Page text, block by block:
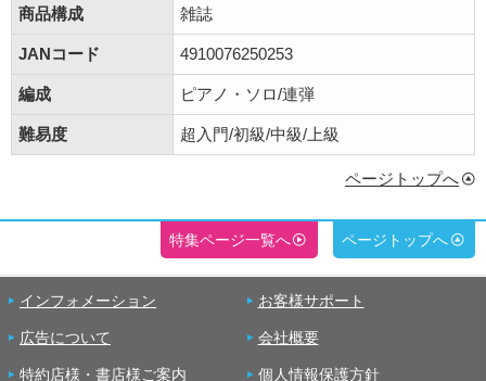
商品構成 雑誌
JANコード 4910076250253
編成 ピアノ・ソロ/連弾
難易度 超入門/初級/中級/上級
ページトップへ
特集ページ一覧へ ページトップへ
インフォメーション お客様サポート
広告について 会社概要
特約店様・書店様ご案内 個人情報保護方針